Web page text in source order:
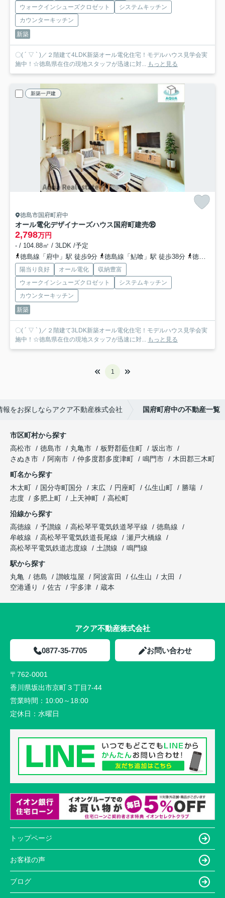
ウォークインシューズクロゼット
システムキッチン
カウンターキッチン
新築
〇( ´ ▽ ` )／２階建て4LDK新築オール電化住宅！モデルハウス見学会実
施中！☆徳島県在住の現地スタッフが迅速に対... もっと見る
新築一戸建
徳島市国府町府中
オール電化デザイナーズハウス国府町建売⑱
2,798万円
- / 104.88㎡ / 3LDK /予定
徳島線「府中」駅 徒歩9分
徳島線「鮎喰」駅 徒歩38分 徳島線「石井」駅 徒歩43分
陽当り良好 オール電化
収納豊富
ウォークインシューズクロゼット
システムキッチン
カウンターキッチン
新築
〇( ´ ▽ ` )／２階建て3LDK新築オール電化住宅！モデルハウス見学会実
施中！☆徳島県在住の現地スタッフが迅速に対... もっと見る
1
報をお探しならアクア不動産株式会社 国府町府中の不動産一覧
市区町村から探す
高松市
徳島市 丸亀市 板野郡藍住町
坂出市
さぬき市
阿南市 仲多度郡多度津町 鳴門市
木田郡三木町
町名から探す
木太町
国分寺町国分 末広 円座町 仏生山町
勝瑞
志度
多肥上町 上天神町
高松町
沿線から探す
高徳線
予讃線 高松琴平電気鉄道琴平線
徳島線
牟岐線
高松琴平電気鉄道長尾線
瀬戸大橋線
高松琴平電気鉄道志度線
土讃線
鳴門線
駅から探す
丸亀
徳島 讃岐塩屋 阿波富田 仏生山
太田
空港通り
佐古 宇多津 蔵本
アクア不動産株式会社
0877-35-7705 お問い合わせ
〒762-0001
香川県坂出市京町３丁目7-44
営業時間： 10:00～18:00
定休日： 水曜日
トップページ
お客様の声
ブログ